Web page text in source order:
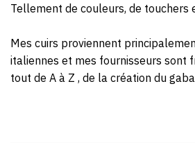
Tellement de couleurs, de touchers
Mes cuirs proviennent
italiennes et mes fournisseurs sont
tout de A à Z , de la création du